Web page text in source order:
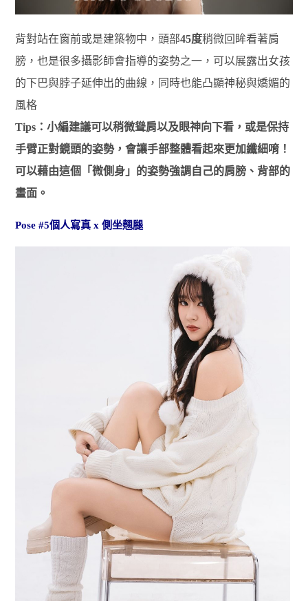
背對站在窗前或是建築物中，頭部45度稍微回眸看著肩
膀，也是很多攝影師會指導的姿勢之一，可以展露出女孩
的下巴與脖子延伸出的曲線，同時也能凸顯神秘與嬌媚的
風格
Tips：小編建議可以稍微聳肩以及眼神向下看，或是保持
手臂正對鏡頭的姿勢，會讓手部整體看起來更加纖細唷！
可以藉由這個「微側身」的姿勢強調自己的肩膀、背部的
畫面。
Pose #5個人寫真 x 側坐翹腿